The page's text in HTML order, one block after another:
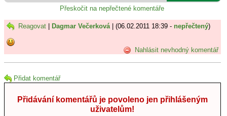
Přeskočit na nepřečtené komentáře
Reagovat Dagmar Večerková| (06.02.2011 18:39 - nepřečtený)
Nahlásit nevhodný komentář
Přidat komentář
Přidávání komentářů je povoleno jen přihlášeným
uživatelům!